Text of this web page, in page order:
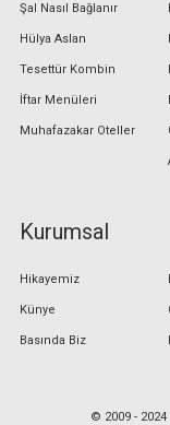
Şal Nasıl Bağlanır
Hülya Aslan
Tesettür Kombin
İftar Menüleri
Muhafazakar Oteller
Kurumsal
Hikayemiz
Künye
Basında Biz
© 2009 -